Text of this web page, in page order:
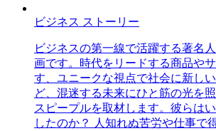
ビジネス ストーリー
ビジネスの第一線で活躍する著名
画です。時代をリードする商品や
す、ユニークな視点で社会に新し
ど、混迷する未来にひと筋の光を
スピープルを取材します。彼らは
したのか？ 人知れぬ苦労や仕事で